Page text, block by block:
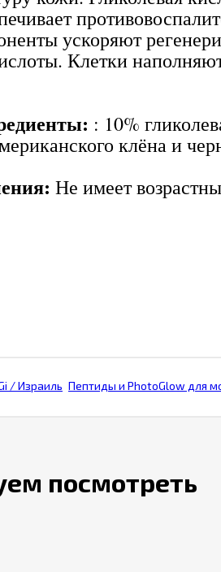
ускоряют
Клетки
: 10%
клёна и
Не имеет
/ Израиль Пептиды и PhotoGlow для
посмотреть